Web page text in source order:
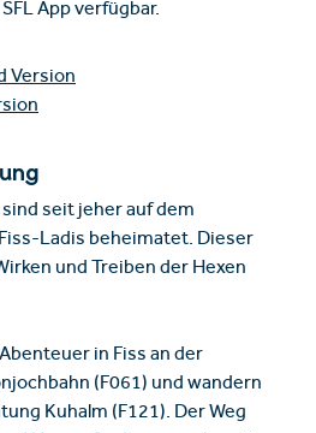
App verfügbar.
Version
sind seit jeher auf dem
Ladis beheimatet. Dieser
und Treiben der Hexen
in Fiss an der
(F061) und wandern
Kuhalm (F121). Der Weg